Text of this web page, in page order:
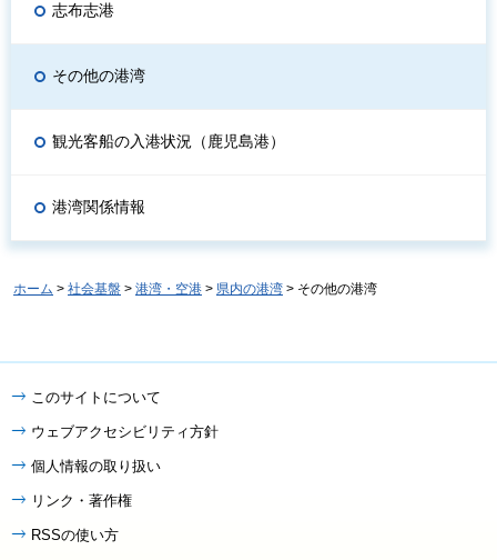
志布志港
その他の港湾
観光客船の入港状況（鹿児島港）
港湾関係情報
ホーム > 社会基盤 > 港湾・空港 > 県内の港湾 > その他の港湾
このサイトについて
ウェブアクセシビリティ方針
個人情報の取り扱い
リンク・著作権
RSSの使い方